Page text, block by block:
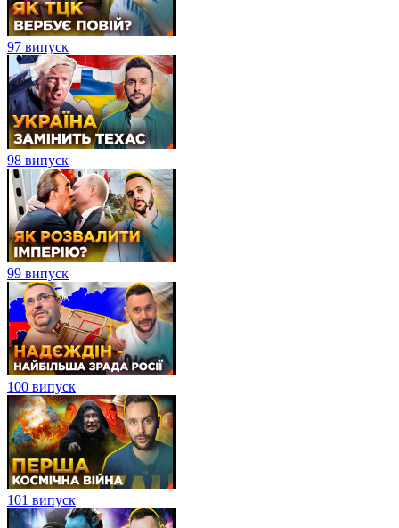
97 випуск
98 випуск
99 випуск
100 випуск
101 випуск